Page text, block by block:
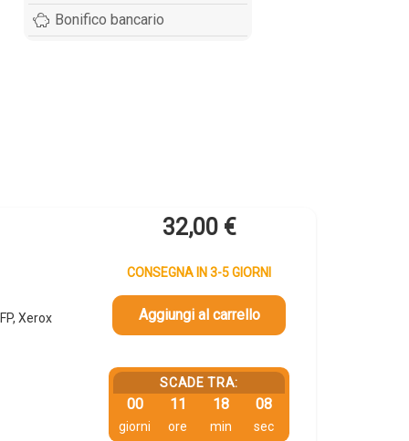
Bonifico bancario
Xerox
32,00 €
CONSEGNA IN 3-5 GIORNI
Aggiungi al carrello
SCADE TRA:
00
giorni
11
ore
18
min
07
sec